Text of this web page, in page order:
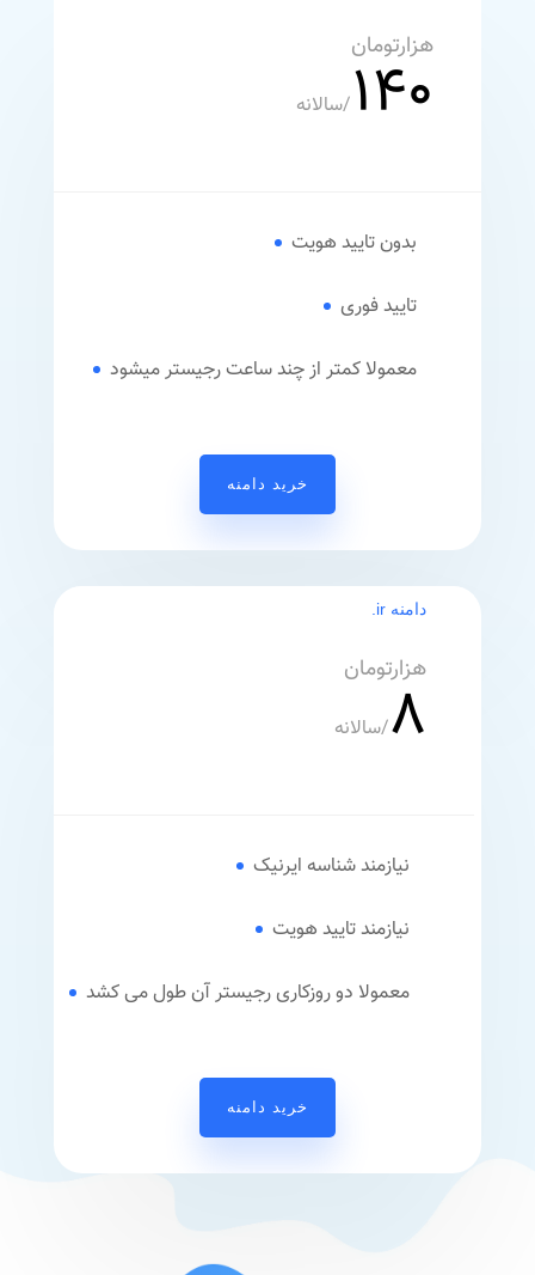
هزارتومان
140
/سالانه
بدون تایید هویت
تایید فوری
معمولا کمتر از چند ساعت رجیستر میشود
خرید دامنه
دامنه ir.
هزارتومان
8
/سالانه
نیازمند شناسه ایرنیک
نیازمند تایید هویت
معمولا دو روزکاری رجیستر آن طول می کشد
خرید دامنه